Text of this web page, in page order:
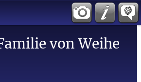
von Weihe